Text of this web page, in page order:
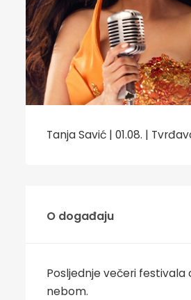
Tanja Savić | 01.08. |
O događaju
Posljednje večeri festivala
nebom.